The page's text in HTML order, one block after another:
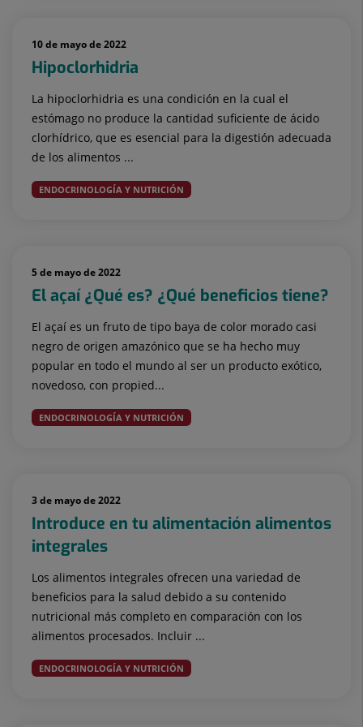
10 de mayo de 2022
Hipoclorhidria
La hipoclorhidria es una condición en la cual el
estómago no produce la cantidad suficiente de ácido
clorhídrico, que es esencial para la digestión adecuada
de los alimentos ...
ENDOCRINOLOGÍA Y NUTRICIÓN
5 de mayo de 2022
El açaí ¿Qué es? ¿Qué beneficios tiene?
El açaí es un fruto de tipo baya de color morado casi
negro de origen amazónico que se ha hecho muy
popular en todo el mundo al ser un producto exótico,
novedoso, con propied...
ENDOCRINOLOGÍA Y NUTRICIÓN
3 de mayo de 2022
Introduce en tu alimentación alimentos
integrales
Los alimentos integrales ofrecen una variedad de
beneficios para la salud debido a su contenido
nutricional más completo en comparación con los
alimentos procesados. Incluir ...
ENDOCRINOLOGÍA Y NUTRICIÓN